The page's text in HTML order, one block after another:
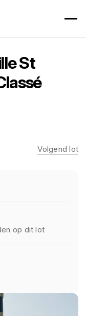
St
Volgend lot
op dit lot